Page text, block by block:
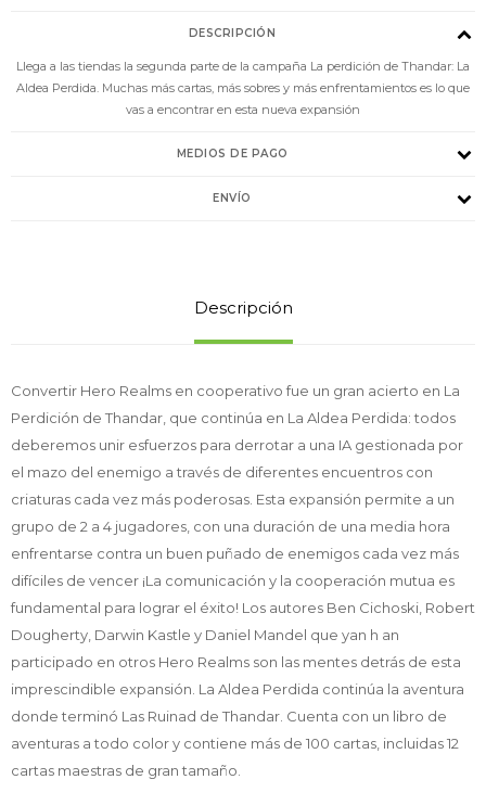
DESCRIPCIÓN
Llega a las tiendas la segunda parte de la campaña La perdición de Thandar: La
Aldea Perdida. Muchas más cartas, más sobres y más enfrentamientos es lo que
vas a encontrar en esta nueva expansión
MEDIOS DE PAGO
ENVÍO
Descripción
Convertir Hero Realms en cooperativo fue un gran acierto en La
Perdición de Thandar, que continúa en La Aldea Perdida: todos
deberemos unir esfuerzos para derrotar a una IA gestionada por
el mazo del enemigo a través de diferentes encuentros con
criaturas cada vez más poderosas. Esta expansión permite a un
grupo de 2 a 4 jugadores, con una duración de una media hora
enfrentarse contra un buen puñado de enemigos cada vez más
difíciles de vencer ¡La comunicación y la cooperación mutua es
fundamental para lograr el éxito! Los autores Ben Cichoski, Robert
Dougherty, Darwin Kastle y Daniel Mandel que yan h an
participado en otros Hero Realms son las mentes detrás de esta
imprescindible expansión. La Aldea Perdida continúa la aventura
donde terminó Las Ruinad de Thandar. Cuenta con un libro de
aventuras a todo color y contiene más de 100 cartas, incluidas 12
cartas maestras de gran tamaño.